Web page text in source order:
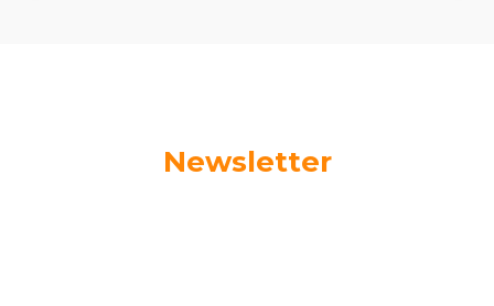
Newsletter